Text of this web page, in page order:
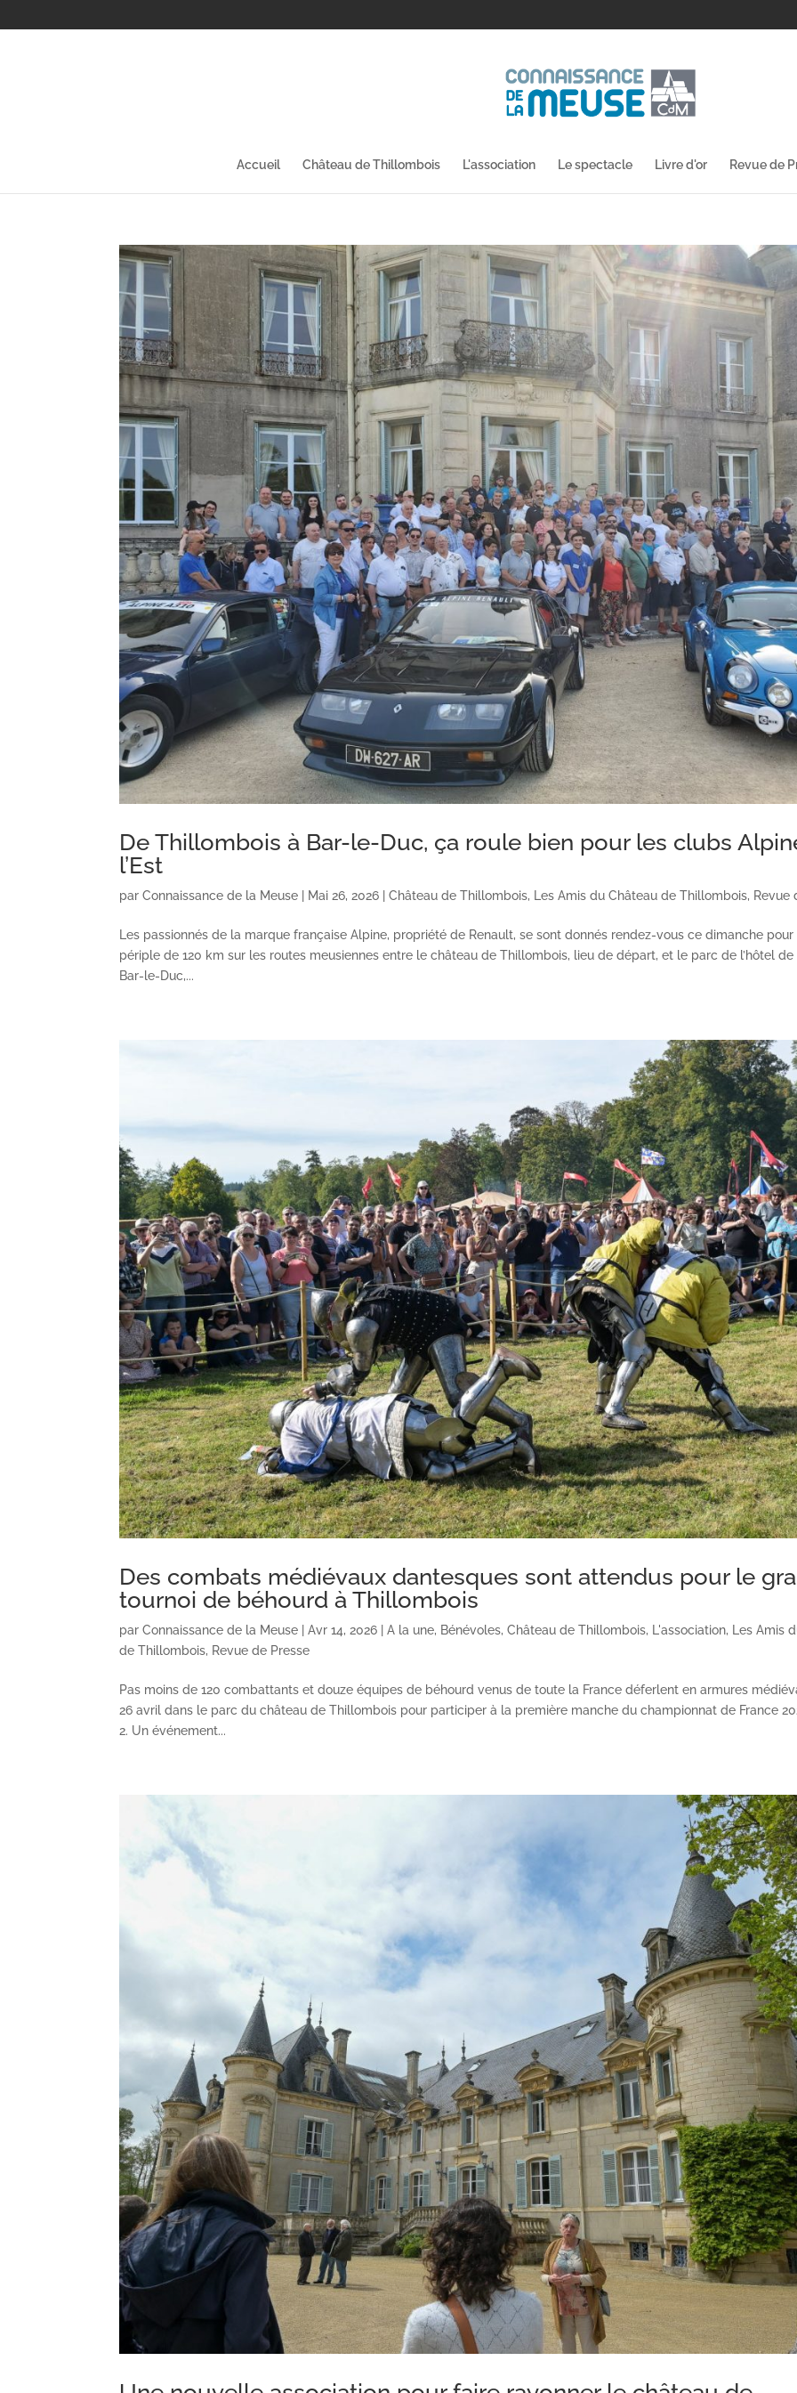
Accueil Château de Thillombois L'association Le spectacle Livre d'or Revue de
De Thillombois à Bar-le-Duc, ça roule bien pour les clubs
l’Est
parConnaissance de la Meuse Mai 26, 2026 |Château de Thillombois, Les Amis du Château de Thillombois, Revue
Les passionnés de la marque française Alpine, propriété de Renault, se sont donnés rendez-vous ce dimanche
périple de 120 km sur les routes meusiennes entre le château de Thillombois, lieu de départ, et le parc de l’hôtel
Bar-le-Duc,...
Des combats médiévaux dantesques sont attendus pour le
tournoi de béhourd à Thillombois
parConnaissance de la Meuse |Avr 14, 2026 |A la une, Bénévoles,Château de Thillombois, L'association,
Les Amis
de Thillombois, Revue de Presse
Pas moins de 120 combattants et douze équipes de béhourd venus de toute la France déferlent en armures
26 avril dans le parc du château de Thillombois pour participer à la première manche du championnat de France
2. Un événement...